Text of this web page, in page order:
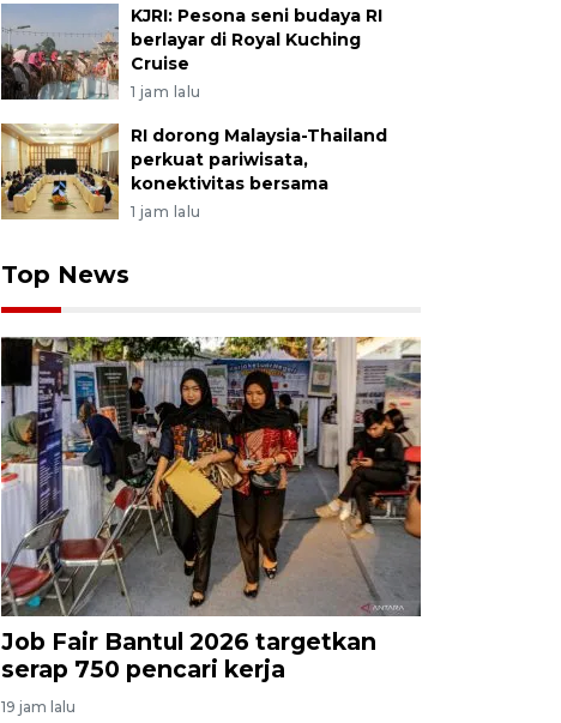
KJRI: Pesona seni budaya RI
berlayar di Royal Kuching
Cruise
1 jam lalu
RI dorong Malaysia-Thailand
perkuat pariwisata,
konektivitas bersama
1 jam lalu
Top News
Job Fair Bantul 2026 targetkan
serap 750 pencari kerja
19 jam lalu